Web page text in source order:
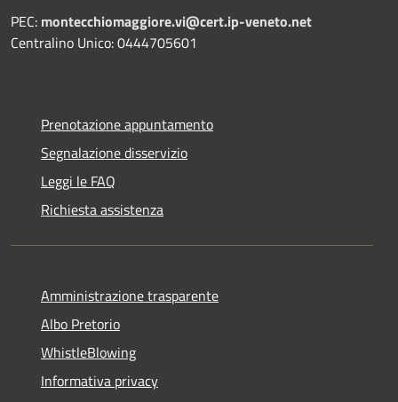
PEC: montecchiomaggiore.vi@cert.ip-veneto.net
Centralino Unico: 0444705601
Prenotazione appuntamento
Segnalazione disservizio
Leggi le FAQ
Richiesta assistenza
Amministrazione trasparente
Albo Pretorio
WhistleBlowing
Informativa privacy